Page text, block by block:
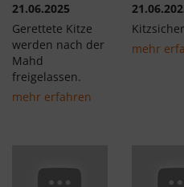
21.06.2025
Gerettete Kitze
werden nach der
Mahd
freigelassen.
mehr erfahren
mehr